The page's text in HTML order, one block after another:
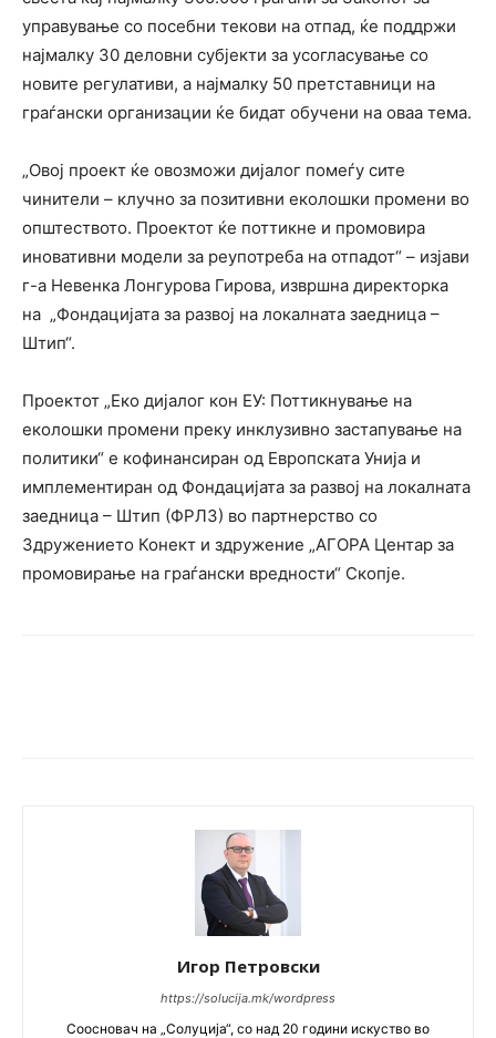
управување со посебни текови на отпад, ќе поддржи
најмалку 30 деловни субјекти за усогласување со
новите регулативи, а најмалку 50 претставници на
граѓански организации ќе бидат обучени на оваа тема.
„Овој проект ќе овозможи дијалог помеѓу сите
чинители – клучно за позитивни еколошки промени во
општеството. Проектот ќе поттикне и промовира
иновативни модели за реупотреба на отпадот“ – изјави
г-а Невенка Лонгурова Гирова, извршна директорка
на „Фондацијата за развој на локалната заедница –
Штип“.
Проектот „Еко дијалог кон ЕУ: Поттикнување на
еколошки промени преку инклузивно застапување на
политики“ е кофинансиран од Европската Унија и
имплементиран од Фондацијата за развој на локалната
заедница – Штип (ФРЛЗ) во партнерство со
Здружението Конект и здружение „АГОРА Центар за
промовирање на граѓански вредности“ Скопје.
Игор Петровски
https://solucija.mk/wordpress
Соосновач на „Солуција“, со над 20 години искуство во